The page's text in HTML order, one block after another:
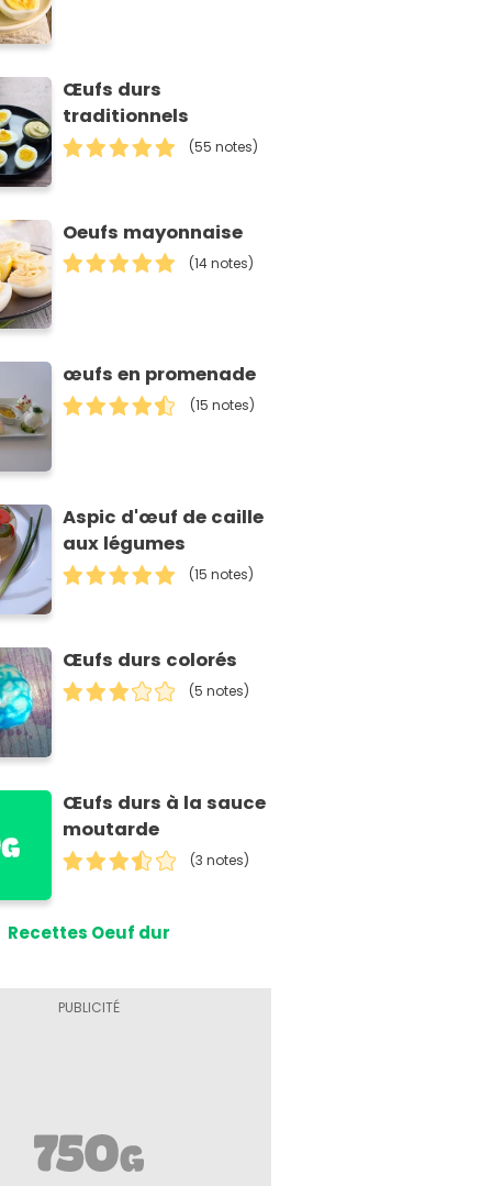
Œufs durs
traditionnels
(55 notes)
Oeufs mayonnaise
(14 notes)
œufs en promenade
(15 notes)
Aspic d'œuf de caille
aux légumes
(15 notes)
Œufs durs colorés
(5 notes)
Œufs durs à la sauce
moutarde
(3 notes)
Recettes Oeuf dur